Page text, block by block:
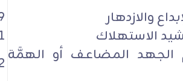
الجهد المضاعف أو الهمَّة